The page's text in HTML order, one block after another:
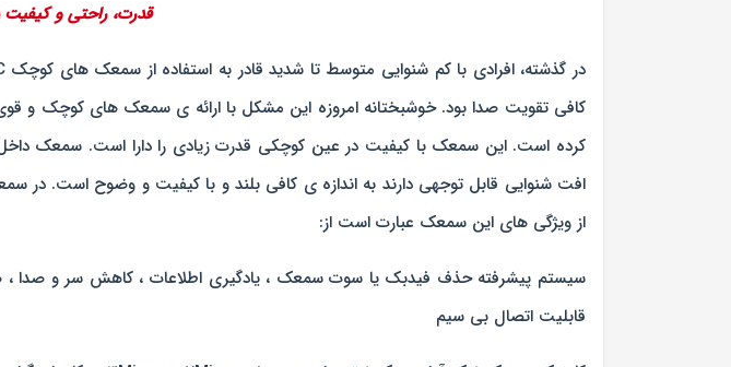
قدرت، راحتی و
کافی تقویت صدا بود. خوشبختانه امروزه این مشکل با ارائه ی سمعک های کوچک و
افت شنوایی قابل توجهی دارند به اندازه ی کافی بلند و با کیفیت و وضوح است.
از ویژگی های این سمعک عبارت است از:
سیستم پیشرفته حذف فیدبک یا سوت سمعک ، یادگیری اطلاعات ، کاهش سر و صدا
قابلیت اتصال بی سیم